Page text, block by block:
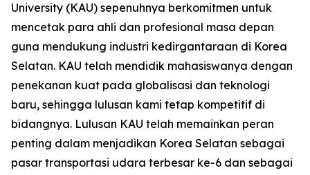
University (KAU) sepenuhnya berkomitmen untuk
mencetak para ahli dan profesional masa depan
guna mendukung industri kedirgantaraan di Korea
Selatan. KAU telah mendidik mahasiswanya dengan
penekanan kuat pada globalisasi dan teknologi
baru, sehingga lulusan kami tetap kompetitif di
bidangnya. Lulusan KAU telah memainkan peran
penting dalam menjadikan Korea Selatan sebagai
pasar transportasi udara terbesar ke-6 dan sebagai